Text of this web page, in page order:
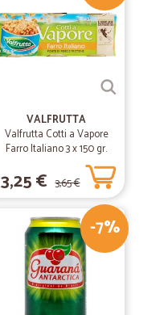
VALFRUTTA
Valfrutta Cotti a Vapore
Farro Italiano 3 x 150 gr.
3,25 € 3,65 €
-7%